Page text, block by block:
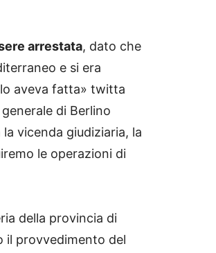
arrestata, dato che
e si era
aveva fatta» twitta
di Berlino
vicenda giudiziaria, la
le operazioni di
della provincia di
il provvedimento del